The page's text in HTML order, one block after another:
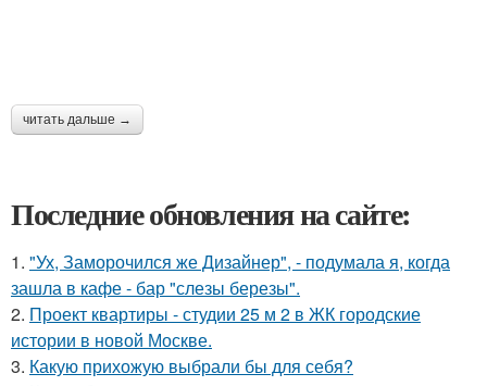
читать дальше →
Последние обновления на сайте:
1. "Ух, Заморочился же Дизайнер", - подумала я, когда
зашла в кафе - бар "слезы березы".
2. Проект квартиры - студии 25 м 2 в ЖК городские
истории в новой Москве.
3. Какую прихожую выбрали бы для себя?